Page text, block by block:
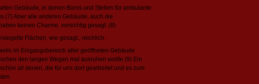
Gebäude, in denen Büros und Stellen für ambulante
Aber alle anderen Gebäude, auch die
keinen Charme, vorsichtig gesagt. (8)
Flächen, wie gesagt., reichlich.
im Eingangsbereich aller geöffneten Gebäude
den langen Wegen mal ausruhen wollte.(9) Ein
all denen, die für uns dort gearbeitet und es zum